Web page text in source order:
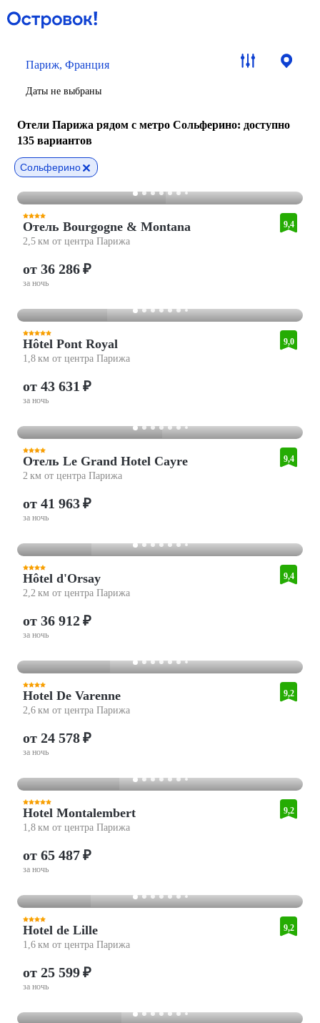
Париж, Франция
Даты не выбраны
Отели Парижа рядом с метро Сольферино: доступно
135 вариантов
Сольферино
Отель Bourgogne & Montana
2,5 км от центра Парижа
9,4
от 36 286 ₽
за ночь
Hôtel Pont Royal
1,8 км от центра Парижа
9,0
от 43 631 ₽
за ночь
Отель Le Grand Hotel Cayre
2 км от центра Парижа
9,4
от 41 963 ₽
за ночь
Hôtel d'Orsay
2,2 км от центра Парижа
9,4
от 36 912 ₽
за ночь
Hotel De Varenne
2,6 км от центра Парижа
9,2
от 24 578 ₽
за ночь
Hotel Montalembert
1,8 км от центра Парижа
9,2
от 65 487 ₽
за ночь
Hotel de Lille
1,6 км от центра Парижа
9,2
от 25 599 ₽
за ночь